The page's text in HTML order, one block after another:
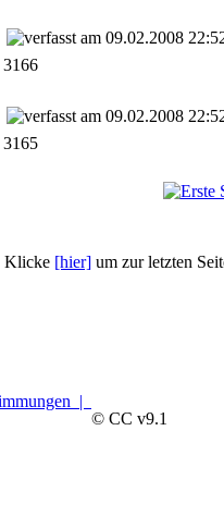
09.02.2008
3166
09.02.2008
3165
Klicke [hier] um zur letzten
|
© CC v9.1